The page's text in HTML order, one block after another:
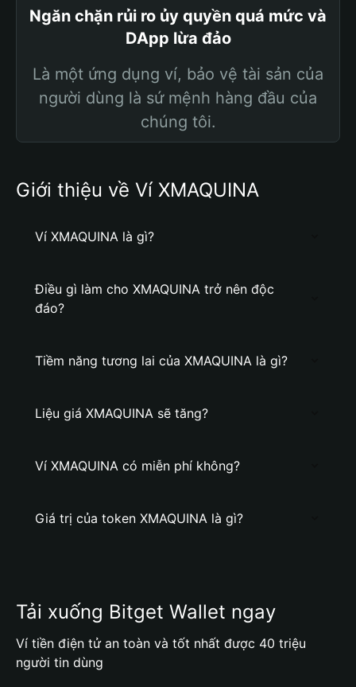
Ngăn chặn rủi ro ủy quyền quá mức và
DApp lừa đảo
Là một ứng dụng ví, bảo vệ tài sản của
người dùng là sứ mệnh hàng đầu của
chúng tôi.
Giới thiệu về Ví XMAQUINA
Ví XMAQUINA là gì?
Điều gì làm cho XMAQUINA trở nên độc
đáo?
Tiềm năng tương lai của XMAQUINA là gì?
Liệu giá XMAQUINA sẽ tăng?
Ví XMAQUINA có miễn phí không?
Giá trị của token XMAQUINA là gì?
Tải xuống Bitget Wallet ngay
Ví tiền điện tử an toàn và tốt nhất được 40 triệu
người tin dùng